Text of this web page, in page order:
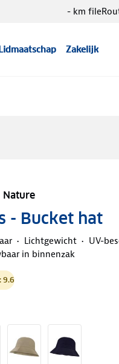
Zakelijk
- km file
Nature
- Bucket hat
Lichtgewicht UV-
in binnenzak
9.6